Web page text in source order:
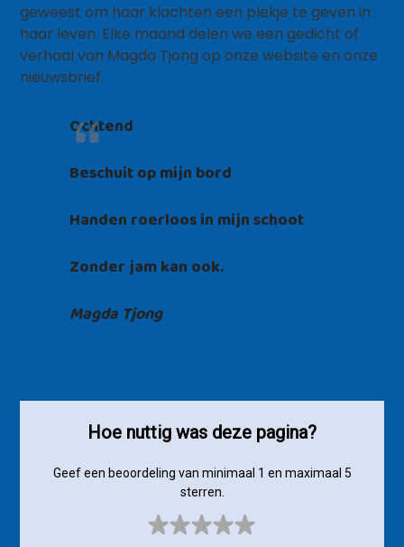
geweest om haar klachten een plekje te geven in
haar leven. Elke maand delen we een gedicht of
verhaal van Magda Tjong op onze website en onze
nieuwsbrief.
Ochtend
Beschuit op mijn bord
Handen roerloos in mijn schoot
Zonder jam kan ook.
Magda Tjong
Hoe nuttig was deze pagina?
Geef een beoordeling van minimaal 1 en maximaal 5
sterren.